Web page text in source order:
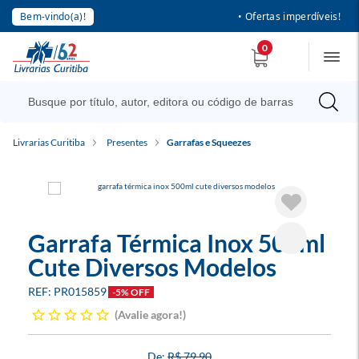
Bem-vindo(a)! • Ofertas imperdíveis!
0
Livrarias Curitiba Presentes Garrafas e Squeezes
Garrafa Térmica Inox 500ml
Cute Diversos Modelos
PR015859 -5% OFF
Avalie agora!
R$ 79,90